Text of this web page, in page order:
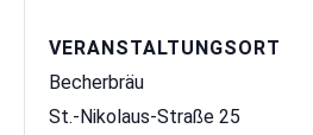
VERANSTALTUNGSORT
Becherbräu
St.-Nikolaus-Straße 25